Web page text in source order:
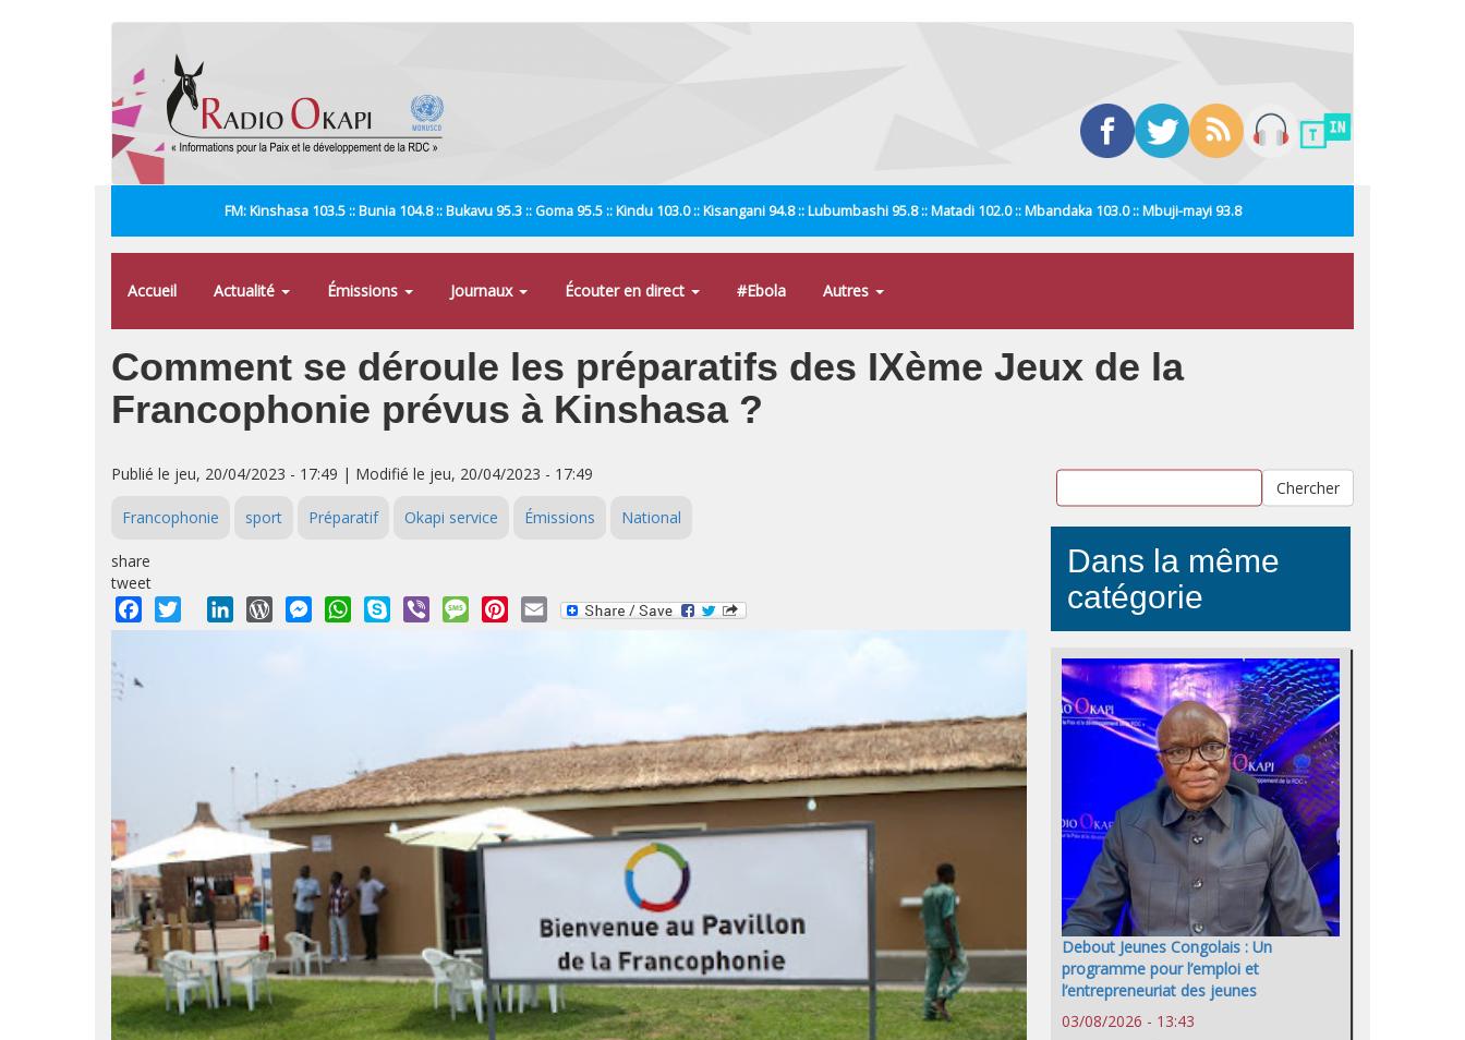
FM: Kinshasa 103.5 :: Bunia 104.8 :: Bukavu 95.3 :: Goma 95.5 :: Kindu 103.0 :: Kisangani 94.8 :: Lubumbashi 95.8 :: Matadi 102.0 :: Mbandaka 103.0 :: Mbuji-mayi 93.8
Accueil Actualité Émissions Journaux Écouter en direct #Ebola Autres
Comment se déroule les préparatifs des IXème Jeux de la
Francophonie prévus à Kinshasa ?
Publié le jeu, 20/04/2023 - 17:49 | Modifié le jeu, 20/04/2023 - 17:49
Francophonie sport Préparatif Okapi service Émissions National
share
tweet
Facebook
Twitter LinkedInWordPressMessengerWhatsApp
Skype Viber MessagePinterest
Email
Chercher
Dans la même
catégorie
Debout Jeunes Congolais : Un
programme pour l’emploi et
l’entrepreneuriat des jeunes
03/08/2026 - 13:43